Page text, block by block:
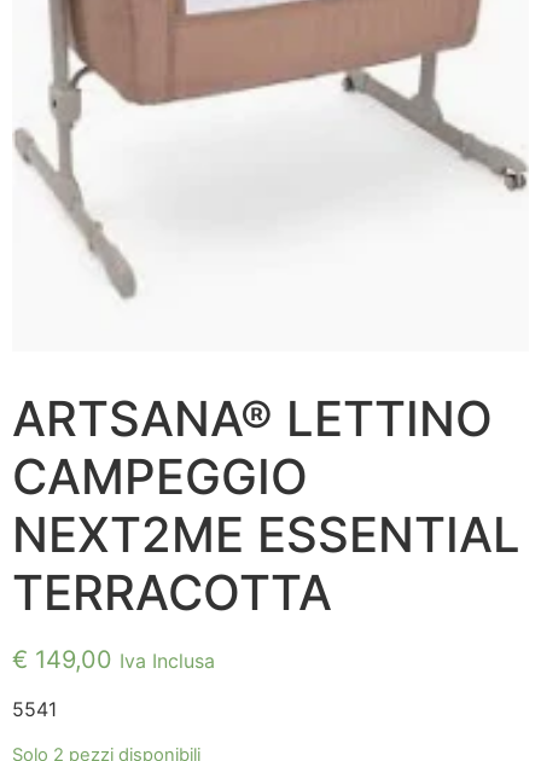
ARTSANA® LETTINO
CAMPEGGIO
NEXT2ME ESSENTIAL
TERRACOTTA
€ 149,00 Iva Inclusa
5541
Solo 2 pezzi disponibili